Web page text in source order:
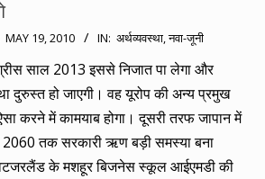
MAY 19, 2010 IN: अर्थव्यवस्था,नवा-जूनी
साल 2013 इससे निजात पा लेगा और
दुरुस्त हो जाएगी। वह यूरोप की अन्य प्रमुख
करने में कामयाब होगा। दूसरी तरफ जापान में
तक सरकारी ऋण बड़ी समस्या बना
के मशहूर बिजनेस स्कूल आईएमडी की